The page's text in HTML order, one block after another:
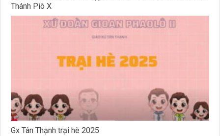
Thánh Piô X
Gx Tân Thạnh trại hè 2025